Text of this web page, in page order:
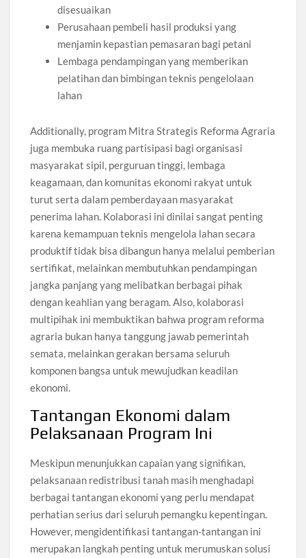
disesuaikan
Perusahaan pembeli hasil produksi yang
menjamin kepastian pemasaran bagi petani
Lembaga pendampingan yang memberikan
pelatihan dan bimbingan teknis pengelolaan
lahan
Additionally, program Mitra Strategis Reforma Agraria
juga membuka ruang partisipasi bagi organisasi
masyarakat sipil, perguruan tinggi, lembaga
keagamaan, dan komunitas ekonomi rakyat untuk
turut serta dalam pemberdayaan masyarakat
penerima lahan. Kolaborasi ini dinilai sangat penting
karena kemampuan teknis mengelola lahan secara
produktif tidak bisa dibangun hanya melalui pemberian
sertifikat, melainkan membutuhkan pendampingan
jangka panjang yang melibatkan berbagai pihak
dengan keahlian yang beragam. Also, kolaborasi
multipihak ini membuktikan bahwa program reforma
agraria bukan hanya tanggung jawab pemerintah
semata, melainkan gerakan bersama seluruh
komponen bangsa untuk mewujudkan keadilan
ekonomi.
Tantangan Ekonomi dalam
Pelaksanaan Program Ini
Meskipun menunjukkan capaian yang signifikan,
pelaksanaan redistribusi tanah masih menghadapi
berbagai tantangan ekonomi yang perlu mendapat
perhatian serius dari seluruh pemangku kepentingan.
However, mengidentifikasi tantangan-tantangan ini
merupakan langkah penting untuk merumuskan solusi